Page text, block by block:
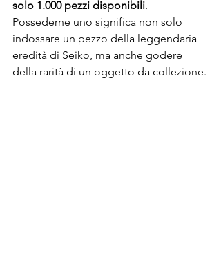
solo 1.000 pezzi disponibili.
Possederne uno significa non solo
indossare un pezzo della leggendaria
eredità di Seiko, ma anche godere
della rarità di un oggetto da collezione.